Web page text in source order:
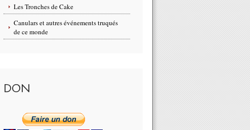
Les Tronches de Cake
Canulars et autres événements truqués
de ce monde
DON